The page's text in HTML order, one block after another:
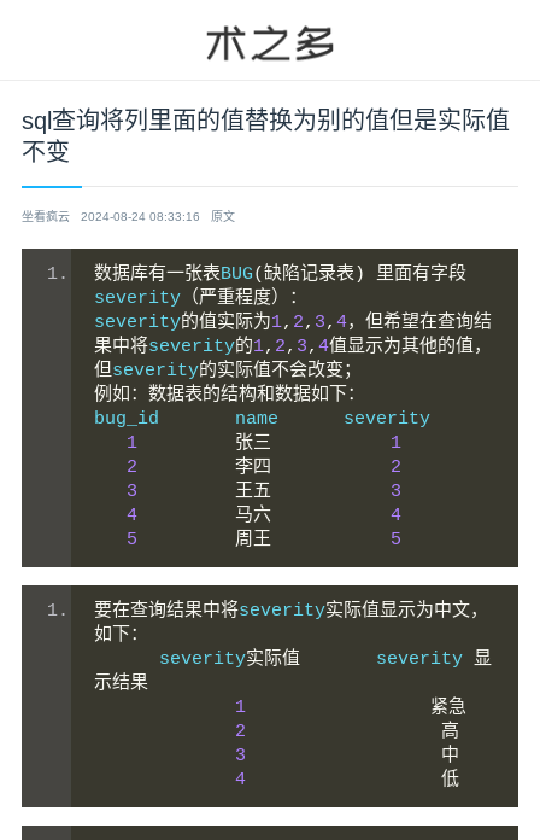
sql查询将列里面的值替换为别的值但是实际值
不变
坐看疯云 2024-08-24 08:33:16 原文
数据库有一张表BUG(缺陷记录表)
里面有字段
severity （严重程度）：
severity的值实际为1, 2, 3, 4，但希望在查询结
果中将severity的1, 2, 3, 4值显示为其他的值，
但severity的实际值不会改变；
例如：数据表的结构和数据如下：
bug_id       name      severity
1
张三
1
2
李四
2
3
王五
3
4
马六
4
5
周王 5
要在查询结果中将severity实际值显示为中文，
如下：
      severity
实际值
       severity
显
示结果
1
紧急
2
高
3
中
4
低